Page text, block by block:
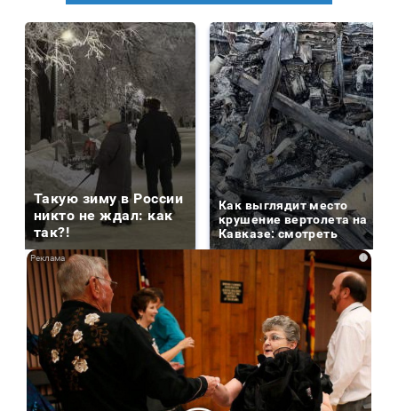
Такую зиму в России
никто не ждал: как
так?!
Как выглядит место
крушение вертолета на
Кавказе: смотреть
i